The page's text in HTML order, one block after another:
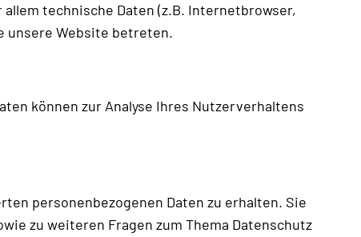
technische Daten (z.B. Internetbrowser,
unsere Website betreten.
können zur Analyse Ihres Nutzerverhaltens
personenbezogenen Daten zu erhalten. Sie
zu weiteren Fragen zum Thema Datenschutz